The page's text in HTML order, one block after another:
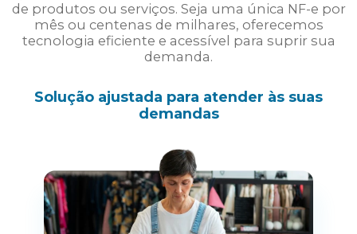
de produtos ou serviços. Seja uma única NF-e por
mês ou centenas de milhares, oferecemos
tecnologia eficiente e acessível para suprir sua
demanda.
Solução ajustada para atender às suas
demandas